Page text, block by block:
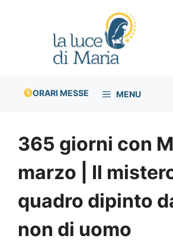
ORARI MESSE MENU
365 giorni con
marzo | Il
quadro dipinto
non di uomo